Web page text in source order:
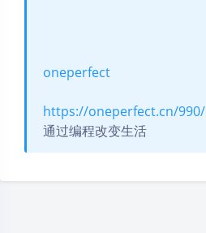
oneperfect
https://oneperfect.cn/990/
通过编程改变生活